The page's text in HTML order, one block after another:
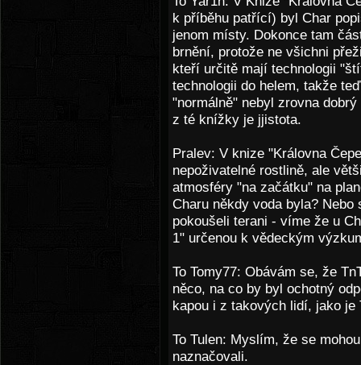
k příběhu patřící) byl Char
jenom místy. Dokonce tam
brnění, protože ne všichni
kteří určitě mají technologii
technologii do helem, takže
"normálně" nebyl zrovna
z té knížky je jjistota.
Pralev: V knize "Královna
nepoživatelné rostlině, ale
atmosféry "na začátku" na
Charu někdy voda byla?
pokoušeli terani - víme že u
1" určenou k vědeckým
To Tomy77: Obávám se, že
něco, na co by byl ochotný
kapou i z takových lidí, jako je
To Tulen: Myslím, že se
naznačovali.